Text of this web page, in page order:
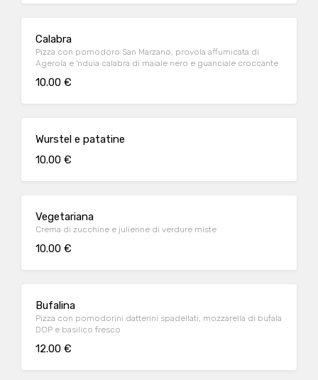
Calabra
Pizza con pomodoro San Marzano, provola affumicata di
Agerola e 'nduia calabra di maiale nero e guanciale croccante
10.00 €
Wurstel e patatine
10.00 €
Vegetariana
Crema di zucchine e julienne di verdure miste
10.00 €
Bufalina
Pizza con pomodorini datterini spadellati, mozzarella di bufala
DOP e basilico fresco
12.00 €